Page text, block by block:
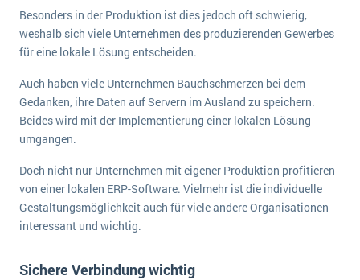
Besonders in der Produktion ist dies jedoch oft schwierig,
weshalb sich viele Unternehmen des produzierenden Gewerbes
für eine lokale Lösung entscheiden.
Auch haben viele Unternehmen Bauchschmerzen bei dem
Gedanken, ihre Daten auf Servern im Ausland zu speichern.
Beides wird mit der Implementierung einer lokalen Lösung
umgangen.
Doch nicht nur Unternehmen mit eigener Produktion profitieren
von einer lokalen ERP-Software. Vielmehr ist die individuelle
Gestaltungsmöglichkeit auch für viele andere Organisationen
interessant und wichtig.
Sichere Verbindung wichtig